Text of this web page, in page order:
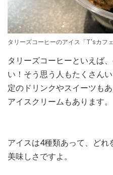
タリーズコーヒーのアイス「T'sカフ
タリーズコーヒーといえば
い！そう思う人もたくさん
定のドリンクやスイーツも
アイスクリームもあります。
アイスは4種類あって、ど
美味しさですよ。